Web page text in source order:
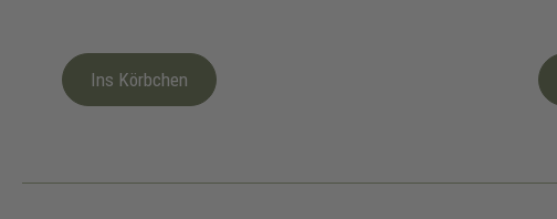
Ins Körbchen